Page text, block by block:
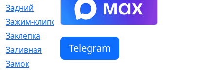
Задний
[528]
Зажим-клипса
[1]
Заклепка
[1]
Заливная
[4]
Замок
Telegram